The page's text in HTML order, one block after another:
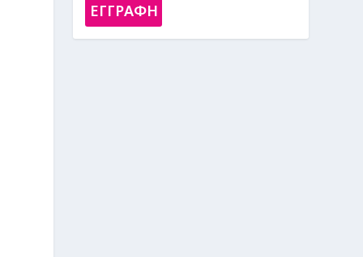
ΕΓΓΡΑΦΗ